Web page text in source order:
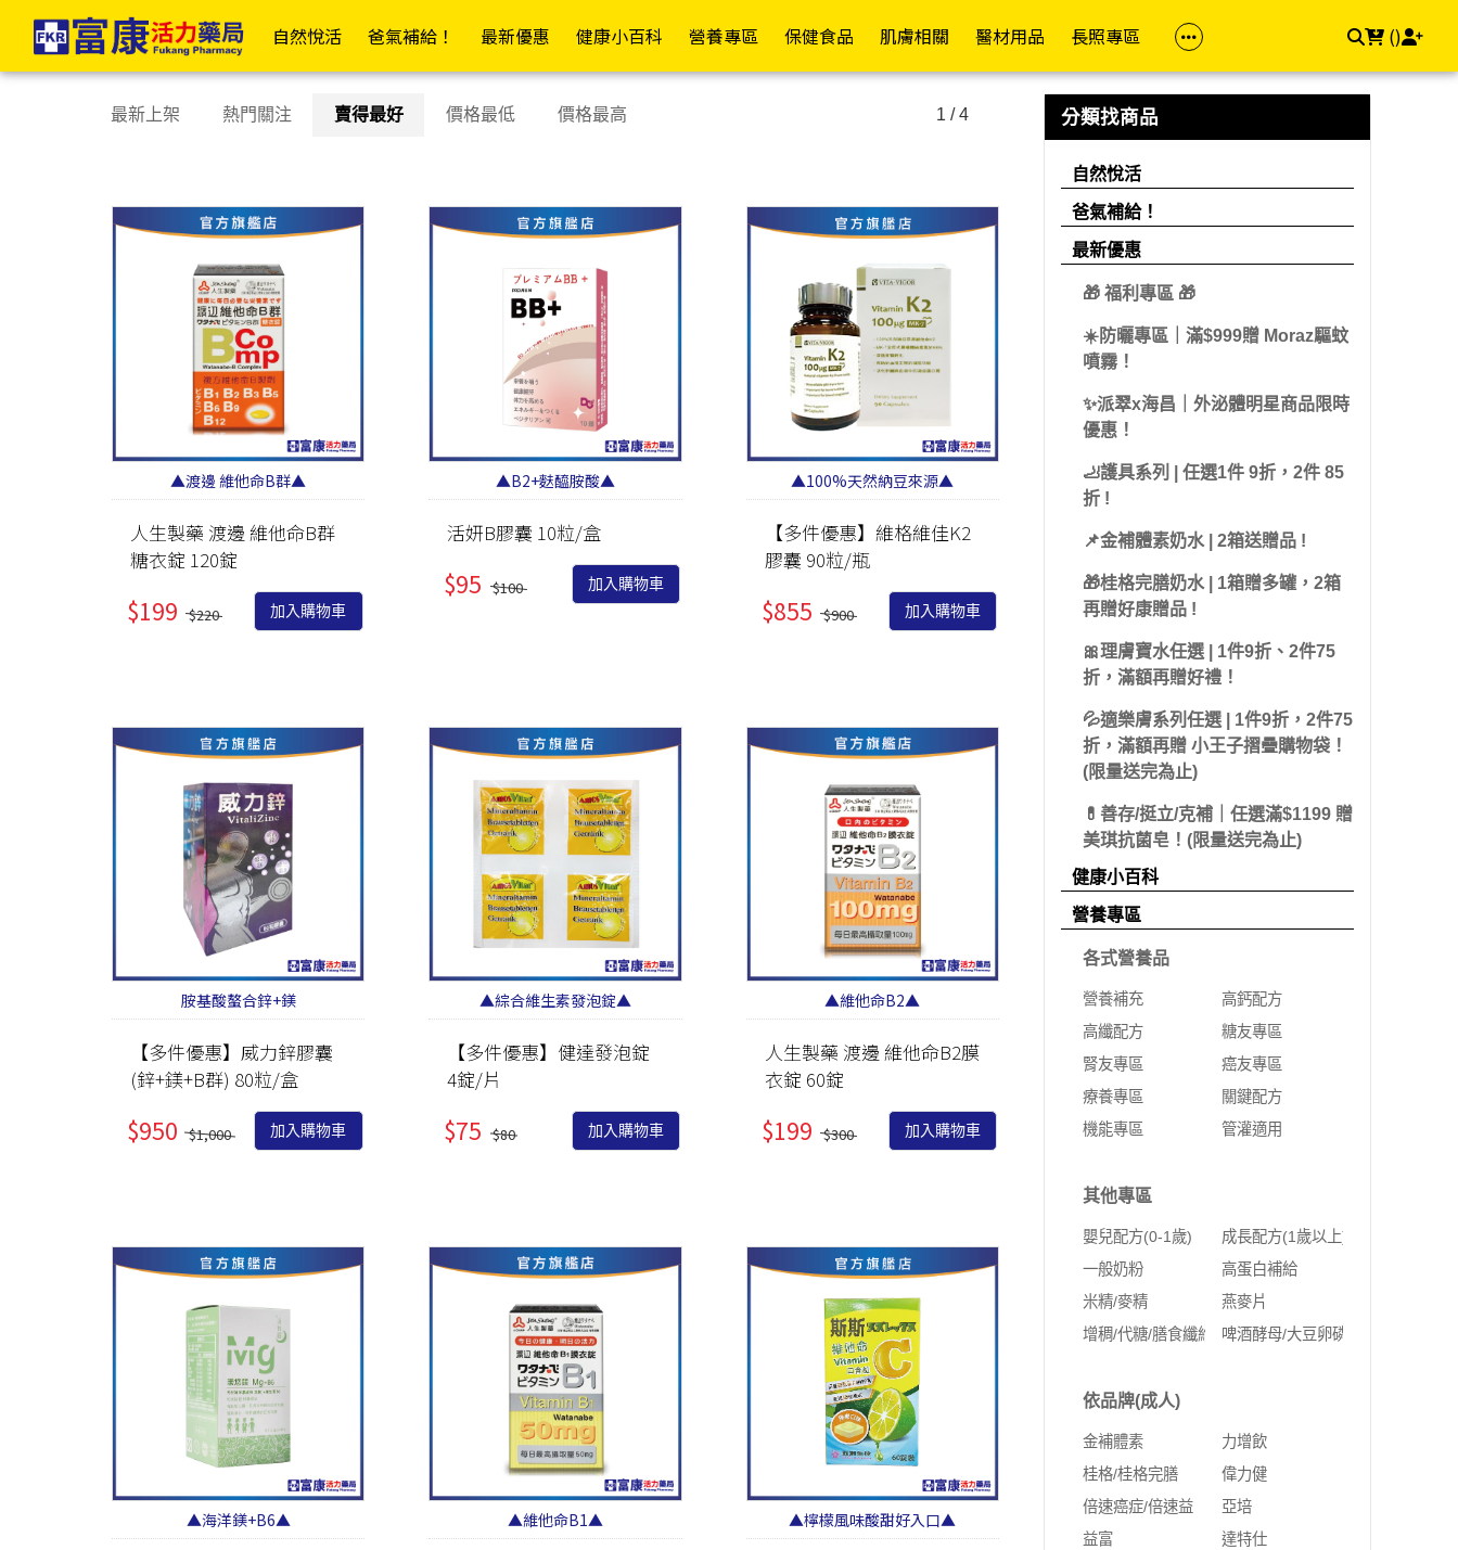
日常補給 | 富康活力藥局購物商城
自然悅活 爸氣補給！ 最新優惠 健康小百科 營養專區
各式營養品
高鈣配方
高纖配方
糖友專區
腎友專區
癌友專區
療養專區
關鍵配方
機能專區
管灌適用
成長配方(1歲以上)
高蛋白補給
米精/麥精
增稠/代糖/膳食纖維
依品牌(成人)
力增飲
桂格/桂格完膳
倍速癌症/倍速益
達特仕
三多
克寧
依品牌(兒童)
桂格
亞培
新諾兒
兒童補體素
保健食品
依功能
促進代謝
防禦升級
康復調理
補氣養身
舒緩潤喉
消化舒暢
窈窕美型
舒敏防護
明亮視界
關鍵靈活
日常舒緩
養顏美容
月月呵護
雄風再現
強健法絲
代謝結晶
維生素D/E/K
綜合維生素/礦物質
魚油/EPA/DHA/磷蝦油
納豆紅麴/苦瓜胜
鈣/葡萄糖胺/UCII
葉黃素/蝦紅素/山桑
棗精/人蔘/雞精
益生菌/乳酸菌/酵素
麩醯胺酸/褐藻醣膠
朝鮮薊/薑黃/牛樟芝/
紅景天
蔓越莓/膠原蛋白/葉
大豆異黃酮/琉璃苣油/
月見草油/聖潔莓/肌醇
葡聚多醣/紫錐菊/乳鐵
依族群
女性專區
依品牌
自然悅活
精準富康
善存/挺立/克補
Hi-Q 褐抑定
悠活原力
維格VITA-VIGOR
美孕佳
桂格
三多
娘家
皇鼎
Sakuyo
Dr.優護力/優沛樂
佳兒樂
肌膚相關
依品牌
Kamedis 卡媚迪施
La Roche-Posay 理膚
寶水
CeraVe 適樂膚
Pharmaceris 法瑪仕
Cetaphil 舒特膚
HandsWork 手護適
PEZRI 派翠
MGRs 海昌
敦
醫材用品
居家衛材
OK繃/防水繃
紗布/人工皮/敷料
防水貼/防水薄膜
透氣膠帶/矽膠帶/繃帶
棉(花)棒/棉球/壓舌板
美容膠/疤痕/傷口護理
酒精棉片/優碘棉片
家用醫療包
日常護理
假牙清潔/黏著
退熱貼/冰敷袋
塑膠手套/檢診手套
藥盒/餵藥器/切藥器
隱形眼鏡/眼周用品
體重計/體脂計
護具專區
護肘
護腰
護膝
護踝
防護專區
酒精/消毒用品
長照專區
黏貼型
替換式尿片
iD怡大
包大人
行動復能
輪椅B款
輪椅坐墊
助行器
助步車
散步車
四腳拐
手杖/拐杖
行動輔助
居家照顧
馬桶椅
洗澡椅
浴廁輔助
照顧床
()
最新上架 熱門關注 賣得最好 價格最低 價格最高 1 / 4
▲渡邊 維他命B群▲
人生製藥 渡邊 維他命B群
糖衣錠 120錠
$199 $220 加入購物車
▲B2+麩醯胺酸▲
活妍B膠囊 10粒/盒
$95 $100 加入購物車
▲100%天然納豆來源▲
【多件優惠】維格維佳K2
膠囊 90粒/瓶
$855 $900 加入購物車
胺基酸螯合鋅+鎂
【多件優惠】威力鋅膠囊
(鋅+鎂+B群) 80粒/盒
$950 $1,000 加入購物車
▲綜合維生素發泡錠▲
【多件優惠】健達發泡錠
4錠/片
$75 $80 加入購物車
▲維他命B2▲
人生製藥 渡邊 維他命B2膜
衣錠 60錠
$199 $300 加入購物車
▲海洋鎂+B6▲ ▲維他命B1▲ ▲檸檬風味酸甜好入口▲
分類找商品
自然悅活
爸氣補給！
最新優惠
🎁 福利專區 🎁
☀️防曬專區｜滿$999贈 Moraz驅蚊
噴霧！
✨派翠x海昌｜外泌體明星商品限時
優惠！
🦶護具系列 | 任選1件 9折，2件 85
折 !
📌金補體素奶水 | 2箱送贈品 !
🎁桂格完膳奶水 | 1箱贈多罐，2箱
再贈好康贈品 !
🎀理膚寶水任選 | 1件9折、2件75
折，滿額再贈好禮！
💦適樂膚系列任選 | 1件9折，2件75
折，滿額再贈 小王子摺疊購物袋！
(限量送完為止)
💊善存/挺立/克補｜任選滿$1199 贈
美琪抗菌皂！(限量送完為止)
健康小百科
營養專區
各式營養品
營養補充
高鈣配方
高纖配方
糖友專區
腎友專區
癌友專區
療養專區
關鍵配方
機能專區
管灌適用
其他專區
嬰兒配方(0-1歲)
成長配方(1歲以上)
一般奶粉
高蛋白補給
米精/麥精
燕麥片
增稠/代糖/膳食纖維
啤酒酵母/大豆卵磷脂
依品牌(成人)
金補體素
力增飲
桂格/桂格完膳
偉力健
倍速癌症/倍速益
亞培
益富
達特仕